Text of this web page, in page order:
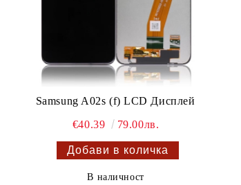
Samsung A02s (f) LCD Дисплей
€40.39 79.00лв.
В наличност